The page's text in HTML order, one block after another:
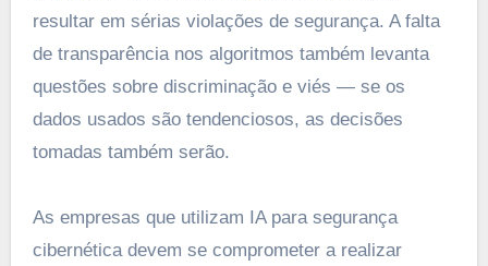
resultar em sérias violações de segurança. A falta
de transparência nos algoritmos também levanta
questões sobre discriminação e viés — se os
dados usados são tendenciosos, as decisões
tomadas também serão.
As empresas que utilizam IA para segurança
cibernética devem se comprometer a realizar